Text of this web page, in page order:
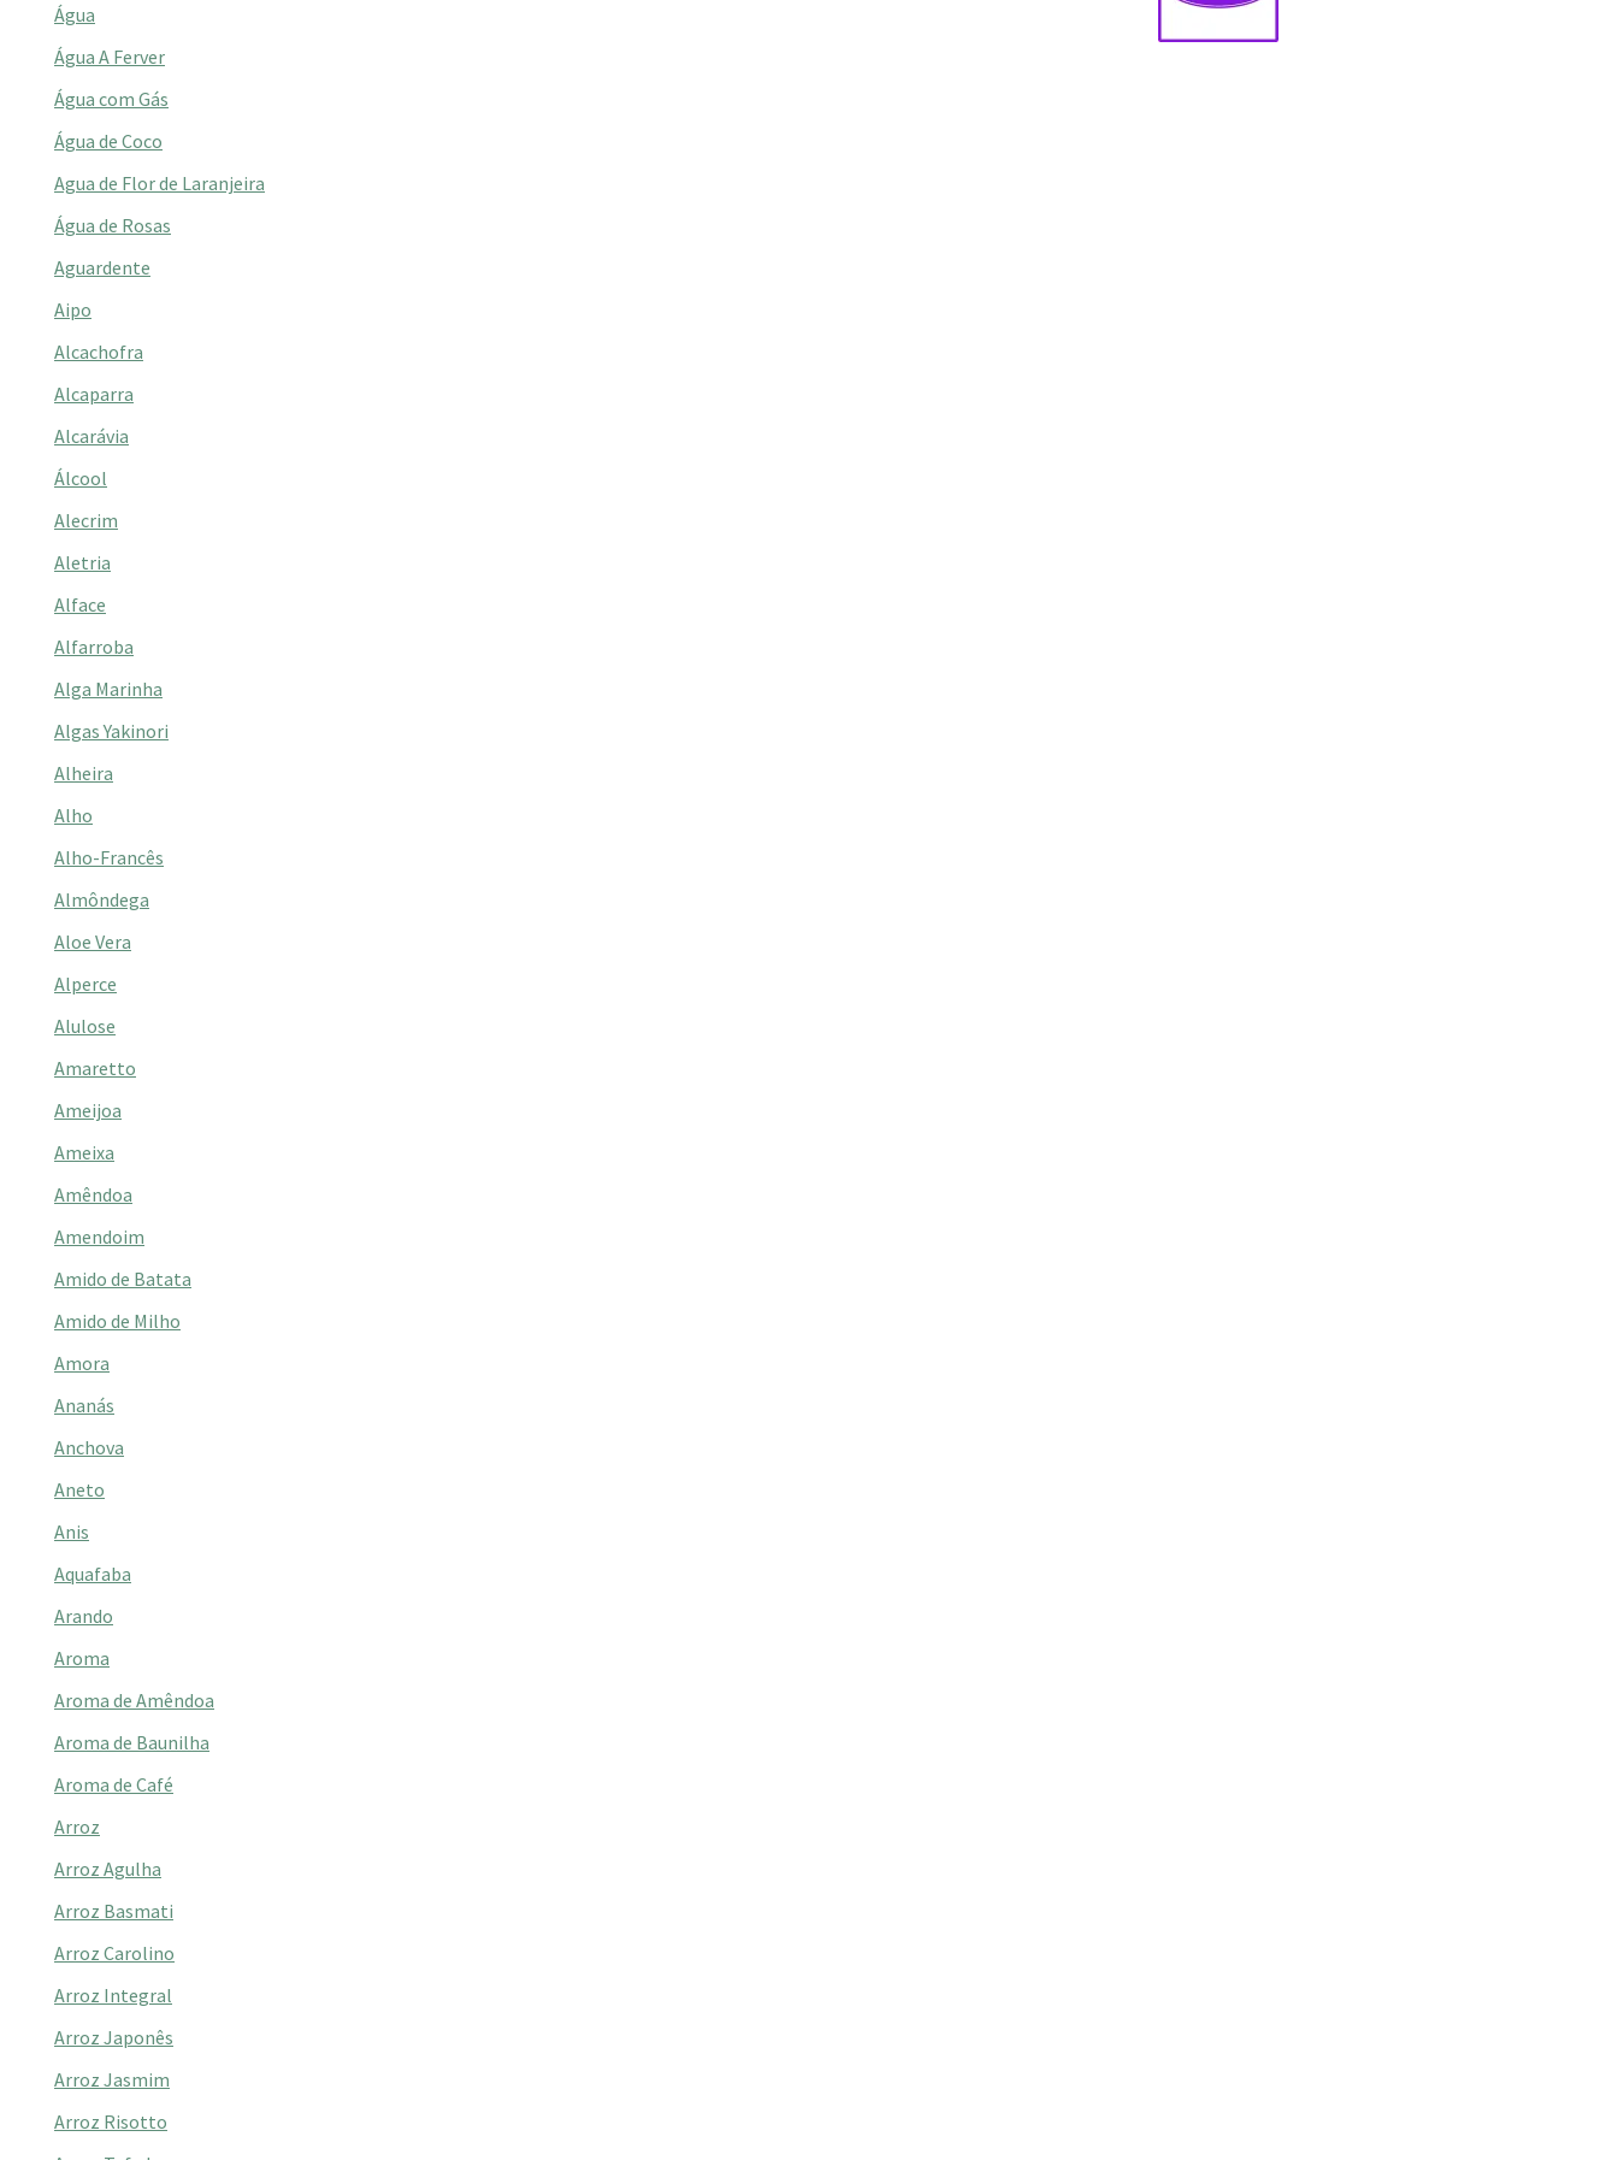
Água
Água A Ferver
Água com Gás
Água de Coco
Agua de Flor de Laranjeira
Água de Rosas
Aguardente
Aipo
Alcachofra
Alcaparra
Alcarávia
Álcool
Alecrim
Aletria
Alface
Alfarroba
Alga Marinha
Algas Yakinori
Alheira
Alho
Alho-Francês
Almôndega
Aloe Vera
Alperce
Alulose
Amaretto
Ameijoa
Ameixa
Amêndoa
Amendoim
Amido de Batata
Amido de Milho
Amora
Ananás
Anchova
Aneto
Anis
Aquafaba
Arando
Aroma
Aroma de Amêndoa
Aroma de Baunilha
Aroma de Café
Arroz
Arroz Agulha
Arroz Basmati
Arroz Carolino
Arroz Integral
Arroz Japonês
Arroz Jasmim
Arroz Risotto